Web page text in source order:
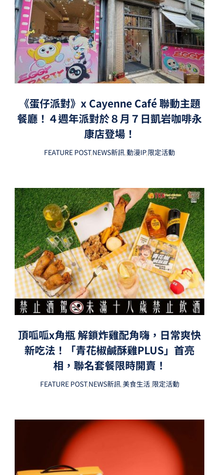
《蛋仔派對》x Cayenne Café 聯動主題
餐廳！４週年派對於８月７日凱岩咖啡永
康店登場！
FEATURE POST,NEWS新訊,動漫IP,限定活動
頂呱呱x角瓶 解鎖炸雞配角嗨，日常爽快
新吃法！「青花椒鹹酥雞PLUS」首亮
相，聯名套餐限時開賣！
FEATURE POST,NEWS新訊,美食生活,限定活動